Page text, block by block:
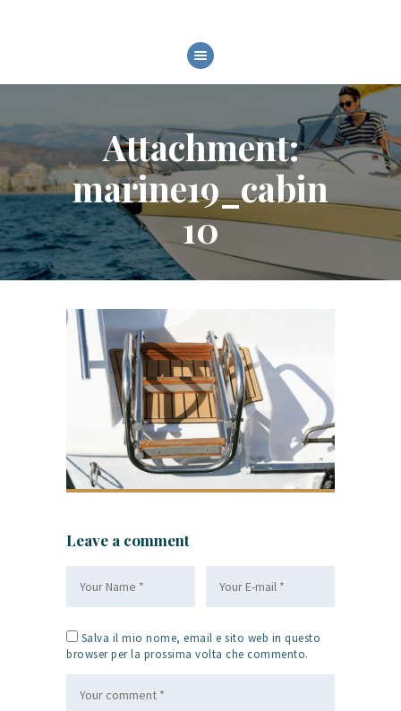
Attachment:
marine19_cabin
10
HOME
MODELLI
SERVIZI
FIERE ED EVENTI
GALLERY
Leave a comment
Salva il mio nome, email e sito web in questo
browser per la prossima volta che commento.